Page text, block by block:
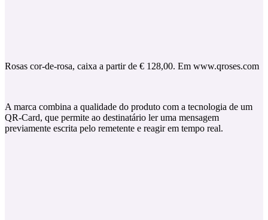
Rosas cor-de-rosa, caixa a partir de € 128,00. Em www.qroses.com
A marca combina a qualidade do produto com a tecnologia de um
QR-Card, que permite ao destinatário ler uma mensagem
previamente escrita pelo remetente e reagir em tempo real.